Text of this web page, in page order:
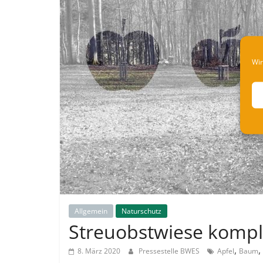
Allgemein Naturschutz
Streuobstwiese
8. März 2020 Pressestelle BWES Apfel, Baum,